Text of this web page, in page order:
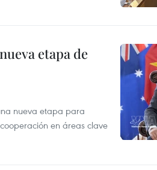
etapa de
nueva etapa para
en áreas clave